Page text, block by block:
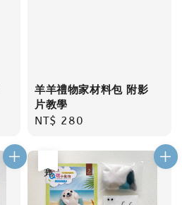
羊羊禮物家材料包 附影
片教學
Regular
NT$ 280